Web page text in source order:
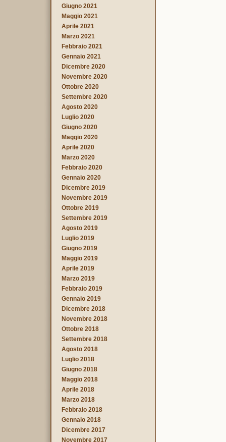
Giugno 2021
Maggio 2021
Aprile 2021
Marzo 2021
Febbraio 2021
Gennaio 2021
Dicembre 2020
Novembre 2020
Ottobre 2020
Settembre 2020
Agosto 2020
Luglio 2020
Giugno 2020
Maggio 2020
Aprile 2020
Marzo 2020
Febbraio 2020
Gennaio 2020
Dicembre 2019
Novembre 2019
Ottobre 2019
Settembre 2019
Agosto 2019
Luglio 2019
Giugno 2019
Maggio 2019
Aprile 2019
Marzo 2019
Febbraio 2019
Gennaio 2019
Dicembre 2018
Novembre 2018
Ottobre 2018
Settembre 2018
Agosto 2018
Luglio 2018
Giugno 2018
Maggio 2018
Aprile 2018
Marzo 2018
Febbraio 2018
Gennaio 2018
Dicembre 2017
Novembre 2017